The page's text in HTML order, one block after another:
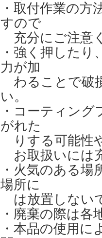
・取付作業の
すので
充分にご注意
・強く押した
力が加
わることで破
い。
・コーティン
がれた
りする可能性
お取扱いには
・火気のある場
場所に
は放置しない
・廃棄の際は
・本品の使用